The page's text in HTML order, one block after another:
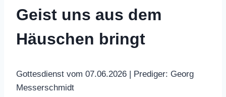
Geist uns aus dem
Häuschen bringt
Gottesdienst vom 07.06.2026 | Prediger: Georg
Messerschmidt